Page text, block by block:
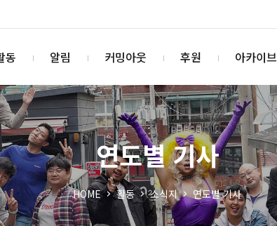
동 알림 커밍아웃 후원 아카이브
연도별 기사
HOME 활동 소식지 연도별 기사